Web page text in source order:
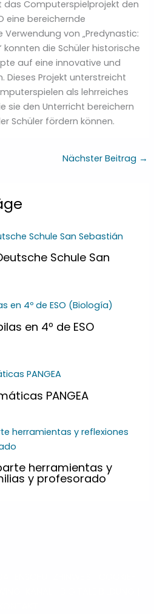
Computerspielprojekt den
eine bereichernde
Verwendung von „Predynastic:
konnten die Schüler historische
auf eine innovative und
Dieses Projekt unterstreicht
als lehrreiches
sie den Unterricht bereichern
Schüler fördern können.
Nächster Beitrag →
Schule San
en 4º de ESO
PANGEA
herramientas y
y profesorado